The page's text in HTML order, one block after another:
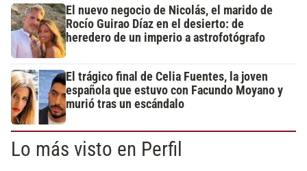
El nuevo negocio de Nicolás, el marido de
Rocío Guirao Díaz en el desierto: de
heredero de un imperio a astrofotógrafo
El trágico final de Celia Fuentes, la joven
española que estuvo con Facundo Moyano y
murió tras un escándalo
Lo más visto en Perfil